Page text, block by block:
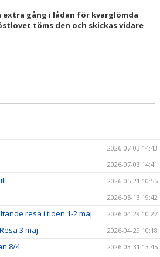
gång i lådan för kvarglömda
töms den och skickas vidare
2026-07-03 14:43
2026-07-03 14:41
2026-05-21 10:55
2026-05-13 19:42
resa i tiden 1-2 maj 2026-04-29 10:27
3 maj 2026-04-29 10:18
8/4 2026-03-31 13:45